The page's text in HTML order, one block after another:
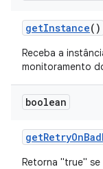
getInstance()
Receba a
monitoramento
boolean
getRetryOnBad
Retorna "true"